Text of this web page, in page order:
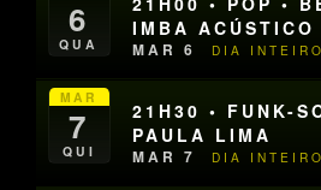
6
QUA
IMBA ACÚSTICO
MAR 6 DIA INTEIRO
MAR
7
QUI
21H30 • FUNK-
PAULA LIMA
MAR 7 DIA INTEIRO